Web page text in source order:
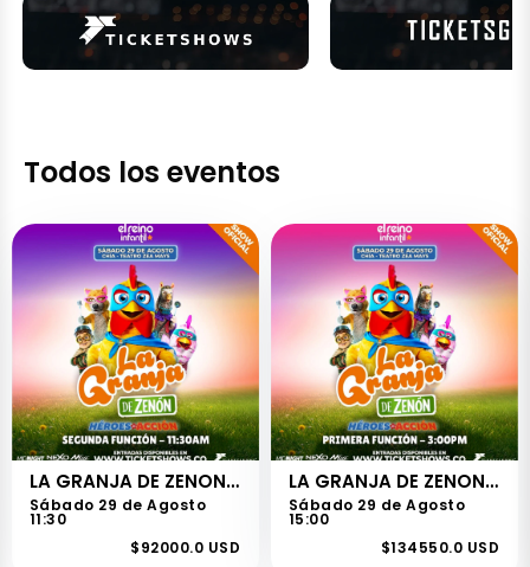
Todos los eventos
LA GRANJA DE ZENON - CHIA - 2DA FUNCION
Sábado 29 de Agosto
11:30
$92000.0 USD
LA GRANJA DE ZENON - CHIA - 1RA FUNCION
Sábado 29 de Agosto
15:00
$134550.0 USD